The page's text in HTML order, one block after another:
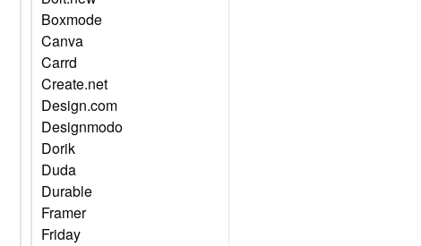
Boxmode
Canva
Carrd
Create.net
Design.com
Designmodo
Dorik
Duda
Durable
Framer
Friday